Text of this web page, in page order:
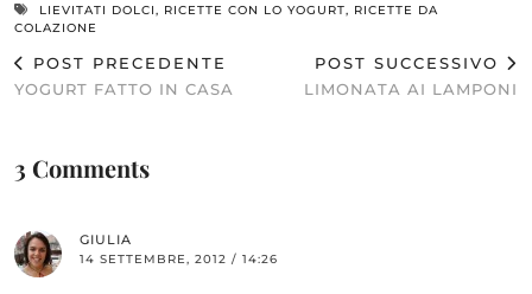
LIEVITATI DOLCI, RICETTE CON LO YOGURT, RICETTE DA
COLAZIONE
POST PRECEDENTE
YOGURT FATTO IN CASA
POST SUCCESSIVO
LIMONATA AI LAMPONI
3 Comments
GIULIA
14 SETTEMBRE, 2012 / 14:26